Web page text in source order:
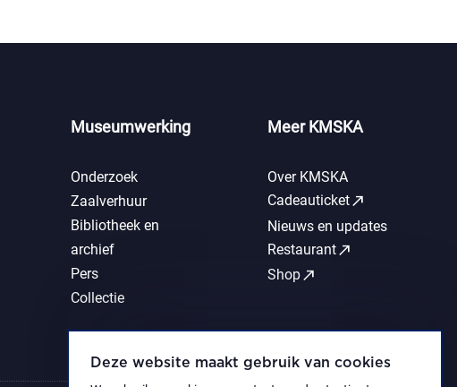
Deze website maakt gebruik van cookies
Museumwerking
Onderzoek
Zaalverhuur
Bibliotheek en
archief
Pers
Collectie
Meer KMSKA
Over KMSKA
Cadeauticketcall_made
Nieuws en updates
Restaurantcall_made
Shopcall_made